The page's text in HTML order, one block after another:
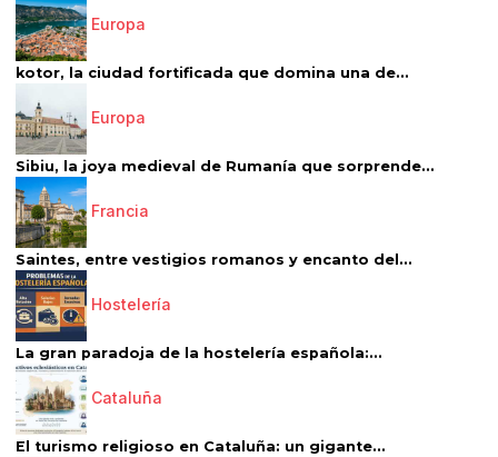
Europa
kotor, la ciudad fortificada que domina una de...
Europa
Sibiu, la joya medieval de Rumanía que sorprende...
Francia
Saintes, entre vestigios romanos y encanto del...
Hostelería
La gran paradoja de la hostelería española:...
Cataluña
El turismo religioso en Cataluña: un gigante...